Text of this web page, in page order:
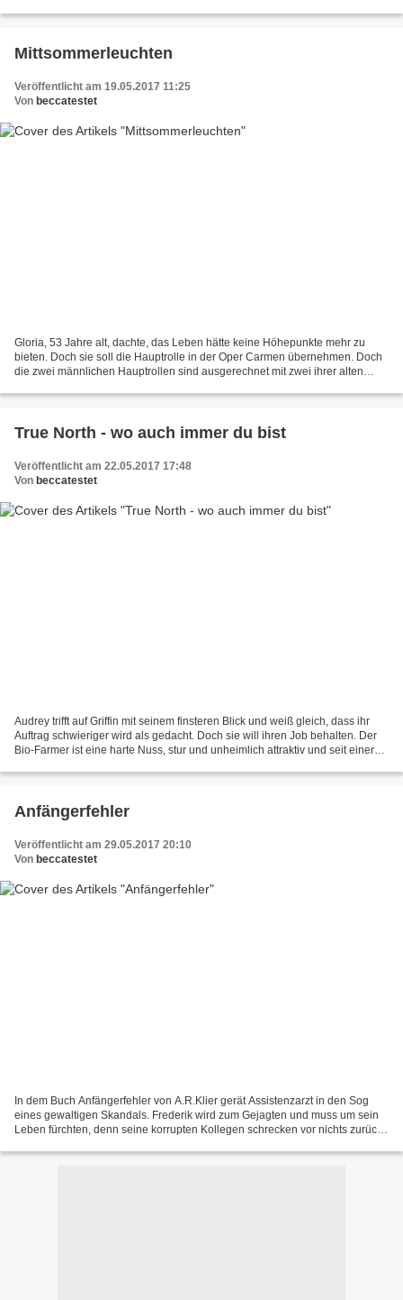
Mittsommerleuchten
Veröffentlicht am 19.05.2017 11:25
Von beccatestet
Gloria, 53 Jahre alt, dachte, das Leben hätte keine Höhepunkte mehr zu
bieten. Doch sie soll die Hauptrolle in der Oper Carmen übernehmen. Doch
die zwei männlichen Hauptrollen sind ausgerechnet mit zwei ihrer alten
True North - wo auch immer du bist
Veröffentlicht am 22.05.2017 17:48
Von beccatestet
Audrey trifft auf Griffin mit seinem finsteren Blick und weiß gleich, dass ihr
Auftrag schwieriger wird als gedacht. Doch sie will ihren Job behalten. Der
Bio-Farmer ist eine harte Nuss, stur und unheimlich attraktiv und seit einer
Anfängerfehler
Veröffentlicht am 29.05.2017 20:10
Von beccatestet
In dem Buch Anfängerfehler von A.R.Klier gerät Assistenzarzt in den Sog
eines gewaltigen Skandals. Frederik wird zum Gejagten und muss um sein
Leben fürchten, denn seine korrupten Kollegen schrecken vor nichts zurück.